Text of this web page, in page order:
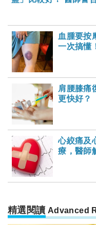
血腫要按
一次搞懂
肩腰膝痛
更快好？
心絞痛及
療，醫師
精選閱讀 Advanced